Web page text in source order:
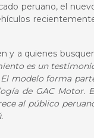
peruano, el
y a quienes
es un
modelo forma
de GAC Motor.
al público